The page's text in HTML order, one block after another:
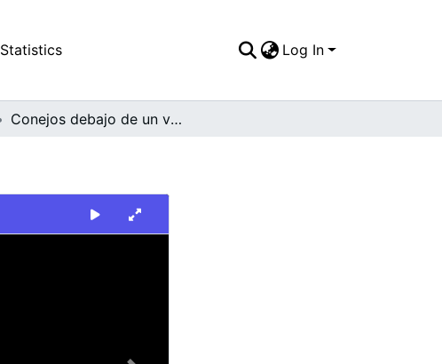
Statistics Log In
Conejos debajo de un vehículo